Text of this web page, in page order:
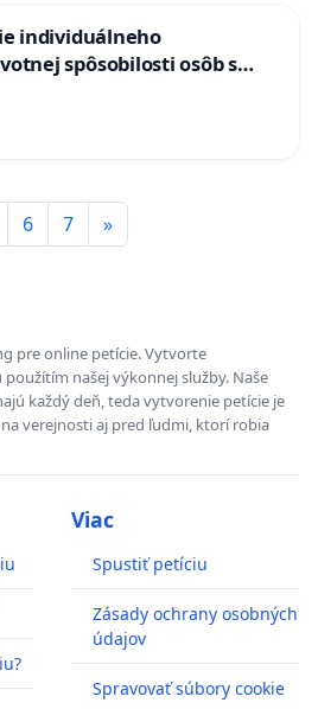
individuálneho
spôsobilosti osôb s
pri prijímaní do
6 7 »
pre online petície. Vytvorte
našej výkonnej služby. Naše
každý deň, teda vytvorenie petície je
verejnosti aj pred ľudmi, ktorí robia
Viac
Spustiť petíciu
Zásady ochrany osobných
údajov
Spravovať súbory cookie